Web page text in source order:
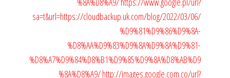
sa=t&url=https://cloudbackup.uk.com/blog/2022/03/06/
%D9%81%D9%86%D9%8A-
%D8%AA%D9%83%D9%8A%D9%8A%D9%81-
%D8%A7%D9%84%D8%B1%D9%85%D9%8A%D8%AB%D9
%8A%D8%A9/http://images.google.com.co/url?